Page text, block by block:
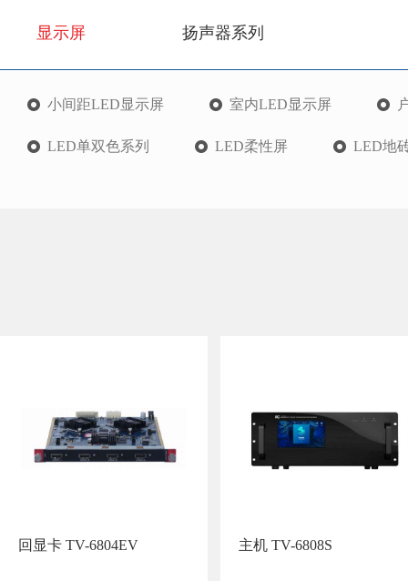
显示屏 扬声器系列
小间距LED显示屏 室内LED显示屏
LED单双色系列 LED柔性屏 LED地
回显卡 TV-6804EV 主机 TV-6808S